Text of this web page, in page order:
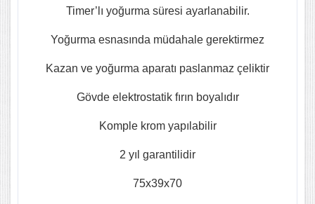
Timer’lı yoğurma süresi ayarlanabilir.
Yoğurma esnasında müdahale gerektirmez
Kazan ve yoğurma aparatı paslanmaz çeliktir
Gövde elektrostatik fırın boyalıdır
Komple krom yapılabilir
2 yıl garantilidir
75x39x70